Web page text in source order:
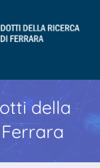
della